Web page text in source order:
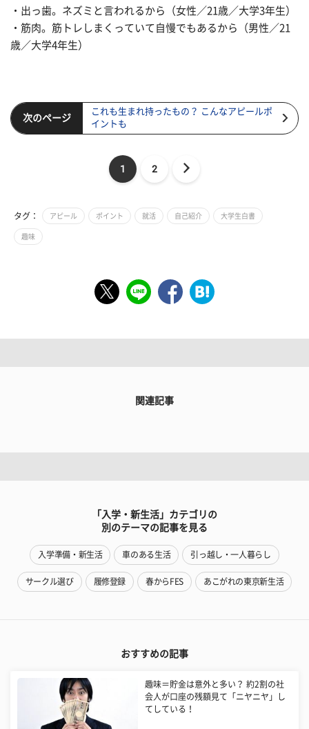
・出っ歯。ネズミと言われるから（女性／21歳／大学3年生）
・筋肉。筋トレしまくっていて自慢でもあるから（男性／21
歳／大学4年生）
次のページ
これも生まれ持ったもの？ こんなアピールポ
イントも
1 2
タグ： アピール ポイント 就活 自己紹介 大学生白書
趣味
関連記事
「入学・新生活」カテゴリの
別のテーマの記事を見る
入学準備・新生活 車のある生活 引っ越し・一人暮らし
サークル選び 履修登録 春からFES あこがれの東京新生活
おすすめの記事
趣味＝貯金は意外と多い？ 約2割の社
会人が口座の残額見て「ニヤニヤ」し
てしている！